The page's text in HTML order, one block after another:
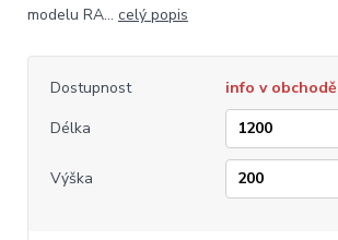
modelu RA... celý popis
Dostupnost
info v obchodě
Délka
Výška